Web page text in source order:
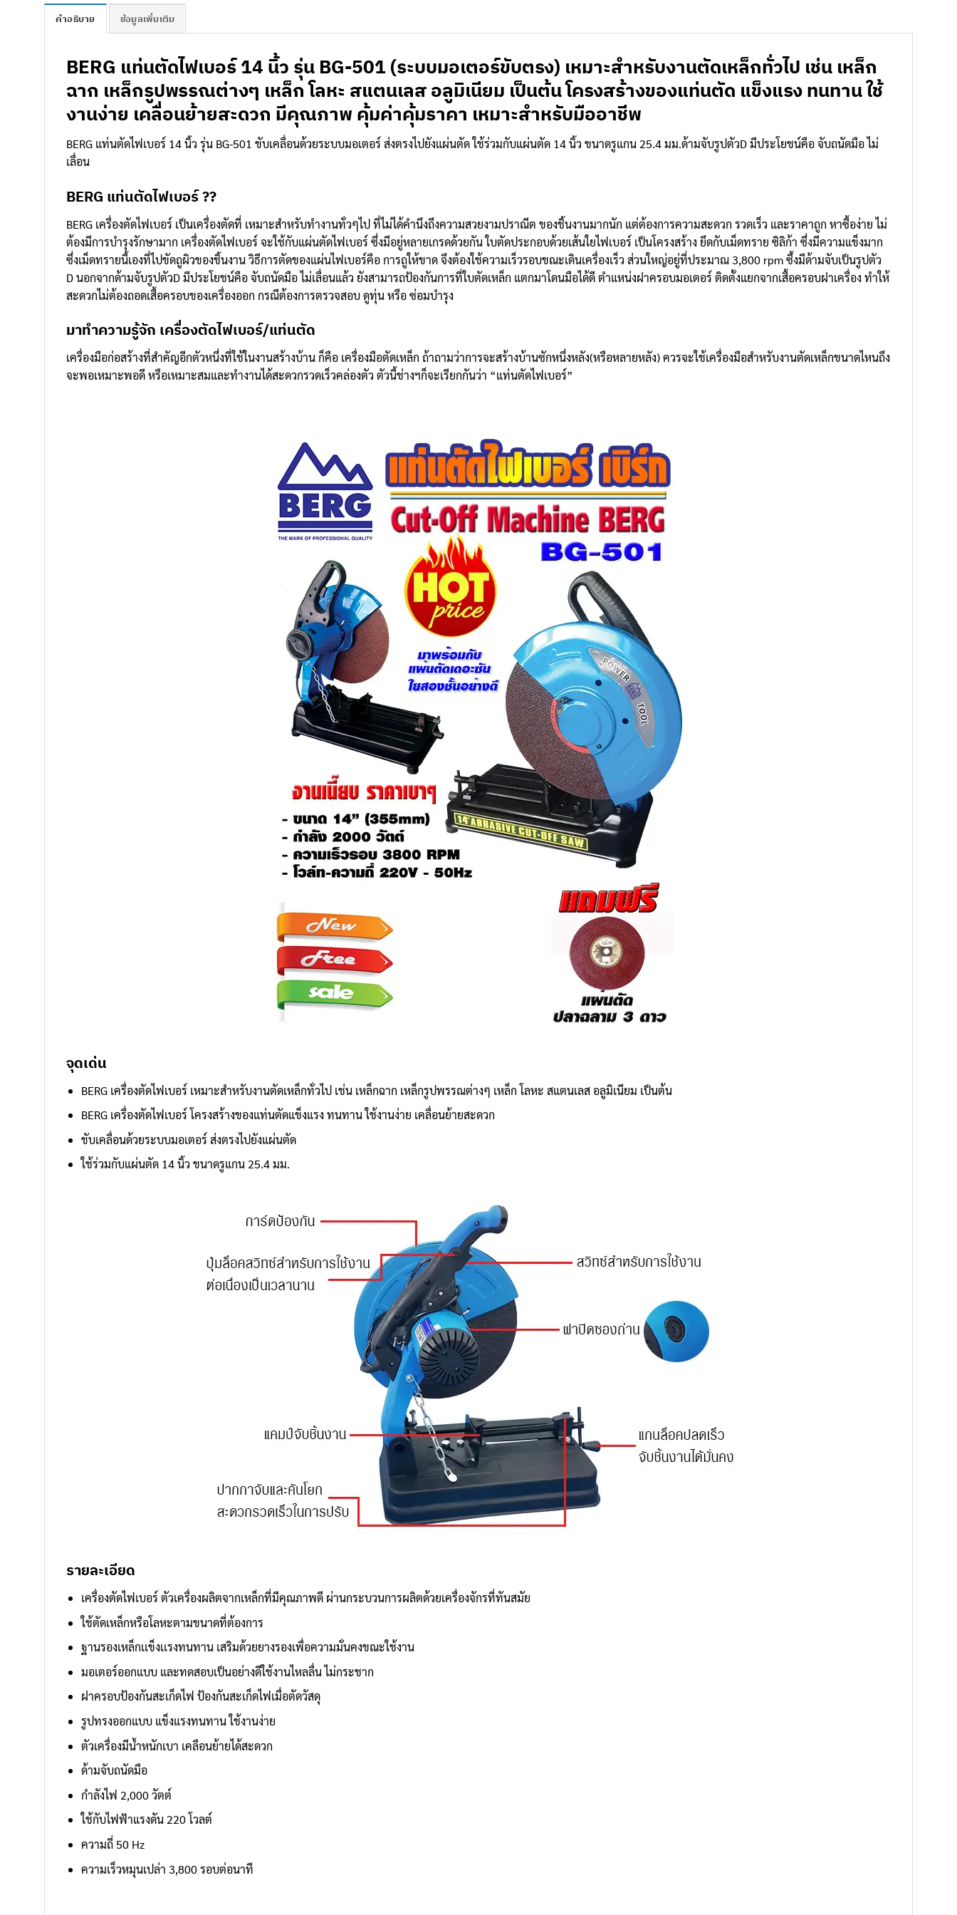
คำอธิบาย ข้อมูลเพิ่มเติม
BERG แท่นตัดไฟเบอร์ 14 นิ้ว รุ่น BG-501 (ระบบมอเตอร์ขับตรง) เหมาะสำหรับงานตัดเหล็กทั่วไป เช่น เหล็ก
ฉาก เหล็กรูปพรรณต่างๆ เหล็ก โลหะ สแตนเลส อลูมิเนียม เป็นต้น โครงสร้างของแท่นตัด แข็งแรง ทนทาน ใช้
งานง่าย เคลื่อนย้ายสะดวก มีคุณภาพ คุ้มค่าคุ้มราคา เหมาะสำหรับมืออาชีพ
BERG แท่นตัดไฟเบอร์ 14 นิ้ว รุ่น BG-501 ขับเคลื่อนด้วยระบบมอเตอร์ ส่งตรงไปยังแผ่นตัด ใช้ร่วมกับแผ่นตัด 14 นิ้ว ขนาดรูแกน 25.4 มม.ด้ามจับรูปตัวD มีประโยชน์คือ จับถนัดมือ ไม่
เลื่อน
BERG แท่นตัดไฟเบอร์ ??
BERG เครื่องตัดไฟเบอร์ เป็นเครื่องตัดที่ เหมาะสำหรับทำงานทั่วๆไป ที่ไม่ได้คำนึงถึงความสวยงามปราณีต ของชิ้นงานมากนัก แต่ต้องการความสะดวก รวดเร็ว และราคาถูก หาซื้อง่าย ไม่
ต้องมีการบำรุงรักษามาก เครื่องตัดไฟเบอร์ จะใช้กับแผ่นตัดไฟเบอร์ ซึ่งมีอยู่หลายเกรดด้วยกัน ใบตัดประกอบด้วยเส้นใยไฟเบอร์ เป็นโครงสร้าง ยึดกับเม็ดทราย ซิลิก้า ซึ่งมีความแข็งมาก
ซึ่งเม็ดทรายนี้เองที่ไปขัดถูผิวของชิ้นงาน วิธีการตัดของแผ่นไฟเบอร์คือ การถูให้ขาด จึงต้องใช้ความเร็วรอบขณะเดินเครื่องเร็ว ส่วนใหญ่อยู่ที่ประมาณ 3,800 rpm ซึ้งมีด้ามจับเป็นรูปตัว
D นอกจากด้ามจับรูปตัวD มีประโยชน์คือ จับถนัดมือ ไม่เลื่อนแล้ว ยังสามารถป้องกันการที่ใบตัดเหล็ก แตกมาโดนมือได้ดี ตำแหน่งฝาครอบมอเตอร์ ติดตั้งแยกจากเสื้อครอบฝาเครื่อง ทำให้
สะดวกไม่ต้องถอดเสื้อครอบของเครื่องออก กรณีต้องการตรวจสอบ ดูทุ่น หรือ ซ่อมบำรุง
มาทำความรู้จัก เครื่องตัดไฟเบอร์/แท่นตัด
เครื่องมือก่อสร้างที่สำคัญอีกตัวหนึ่งที่ใช้ในงานสร้างบ้าน ก็คือ เครื่องมือตัดเหล็ก ถ้าถามว่าการจะสร้างบ้านซักหนึ่งหลัง(หรือหลายหลัง) ควรจะใช้เครื่องมือสำหรับงานตัดเหล็กขนาดไหนถึง
จะพอเหมาะพอดี หรือเหมาะสมและทำงานได้สะดวกรวดเร็วคล่องตัว ตัวนี้ช่างฯก็จะเรียกกันว่า “แท่นตัดไฟเบอร์”
จุดเด่น
BERG เครื่องตัดไฟเบอร์ เหมาะสำหรับงานตัดเหล็กทั่วไป เช่น เหล็กฉาก เหล็กรูปพรรณต่างๆ เหล็ก โลหะ สแตนเลส อลูมิเนียม เป็นต้น
BERG เครื่องตัดไฟเบอร์ โครงสร้างของแท่นตัดแข็งแรง ทนทาน ใช้งานง่าย เคลื่อนย้ายสะดวก
ขับเคลื่อนด้วยระบบมอเตอร์ ส่งตรงไปยังแผ่นตัด
ใช้ร่วมกับแผ่นตัด 14 นิ้ว ขนาดรูแกน 25.4 มม.
รายละเอียด
เครื่องตัดไฟเบอร์ ตัวเครื่องผลิตจากเหล็กที่มีคุณภาพดี ผ่านกระบวนการผลิตด้วยเครื่องจักรที่ทันสมัย
ใช้ตัดเหล็กหรือโลหะตามขนาดที่ต้องการ
ฐานรองเหล็กเเข็งเเรงทนทาน เสริมด้วยยางรองเพื่อความมั่นคงขณะใช้งาน
มอเตอร์ออกแบบ และทดสอบเป็นอย่างดีใช้งานไหลลื่น ไม่กระชาก
ฝาครอบป้องกันสะเก็ดไฟ ป้องกันสะเก็ดไฟเมื่อตัดวัสดุ
รูปทรงออกแบบ แข็งแรงทนทาน ใช้งานง่าย
ตัวเครื่องมีน้ำหนักเบา เคลือนย้ายได้สะดวก
ด้ามจับถนัดมือ
กำลังไฟ 2,000 วัตต์
ใช้กับไฟฟ้าแรงดัน 220 โวลต์
ความถี่ 50 Hz
ความเร็วหมุนเปล่า 3,800 รอบต่อนาที